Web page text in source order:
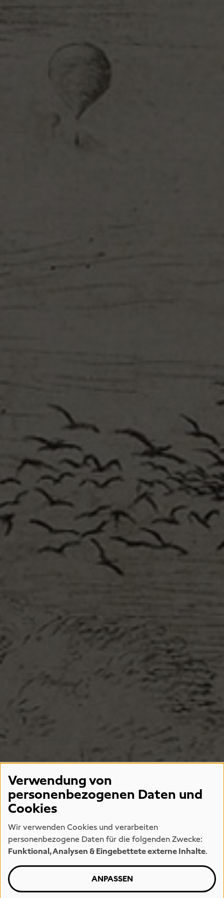
Verwendung von
personenbezogenen Daten und
Cookies
Wir verwenden Cookies und verarbeiten
personenbezogene Daten für die folgenden Zwecke:
Funktional, Analysen & Eingebettete externe Inhalte.
ANPASSEN